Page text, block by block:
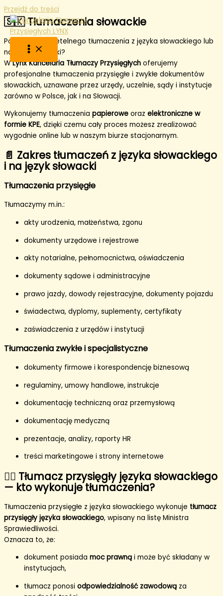
Przejdź do treści
🇸🇰 Tłumaczenia słowackie
Potrzebujesz rzetelnego tłumaczenia z języka słowackiego lub
na język słowacki?
WLynx Kancelaria Tłumaczy Przysięgłych oferujemy
profesjonalne tłumaczenia przysięgłe i zwykłe dokumentów
słowackich, uznawane przez urzędy, uczelnie, sądy i instytucje
zarówno w Polsce, jak i na Słowacji.
Wykonujemy tłumaczenia papierowe oraz elektroniczne w
formie KPE, dzięki czemu cały proces możesz zrealizować
wygodnie online lub w naszym biurze stacjonarnym.
📄 Zakres tłumaczeń z języka słowackiego
i na język słowacki
Tłumaczenia przysięgłe
Tłumaczymy m.in.:
akty urodzenia, małżeństwa, zgonu
dokumenty urzędowe i rejestrowe
akty notarialne, pełnomocnictwa, oświadczenia
dokumenty sądowe i administracyjne
prawo jazdy, dowody rejestracyjne, dokumenty pojazdu
świadectwa, dyplomy, suplementy, certyfikaty
zaświadczenia z urzędów i instytucji
Tłumaczenia zwykłe i specjalistyczne
dokumenty firmowe i korespondencję biznesową
regulaminy, umowy handlowe, instrukcje
dokumentację techniczną oraz przemysłową
dokumentację medyczną
prezentacje, analizy, raporty HR
treści marketingowe i strony internetowe
👩‍⚖️ Tłumacz przysięgły języka słowackiego
— kto wykonuje tłumaczenia?
Tłumaczenia przysięgłe z języka słowackiego wykonuje tłumacz
przysięgły języka słowackiego, wpisany na listę Ministra
Sprawiedliwości.
Oznacza to, że:
dokument posiada moc prawną i może być składany w
instytucjach,
tłumacz ponosi odpowiedzialność zawodową za